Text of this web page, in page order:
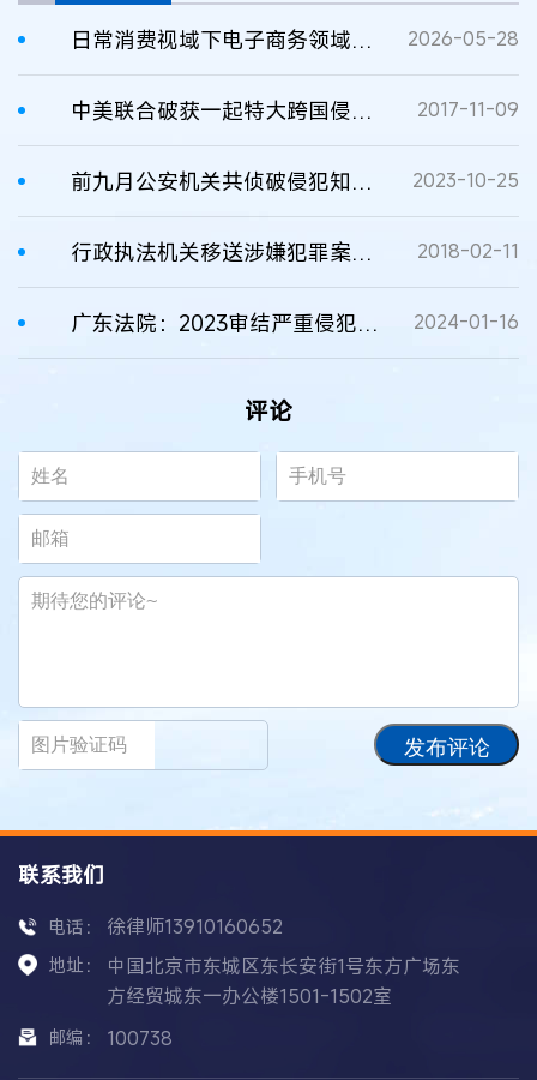
日常消费视域下电子商务领域侵犯商标权类犯罪案件的特点、办理难点与路径 2026-05-28
中美联合破获一起特大跨国侵犯知识产权犯罪案件 2017-11-09
前九月公安机关共侦破侵犯知识产权等犯罪案件2.8万起 2023-10-25
行政执法机关移送涉嫌犯罪案件的规定 2018-02-11
广东法院：2023审结严重侵犯知产犯罪案件103件，同比下降68.8% 2024-01-16
评论
发布评论
联系我们
电话： 徐律师13910160652
地址：
中国北京市东城区东长安街1号东方广场东
方经贸城东一办公楼1501-1502室
邮编： 100738